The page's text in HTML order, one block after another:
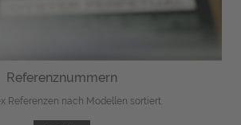
Referenznummern
Referenzen nach Modellen sortiert.